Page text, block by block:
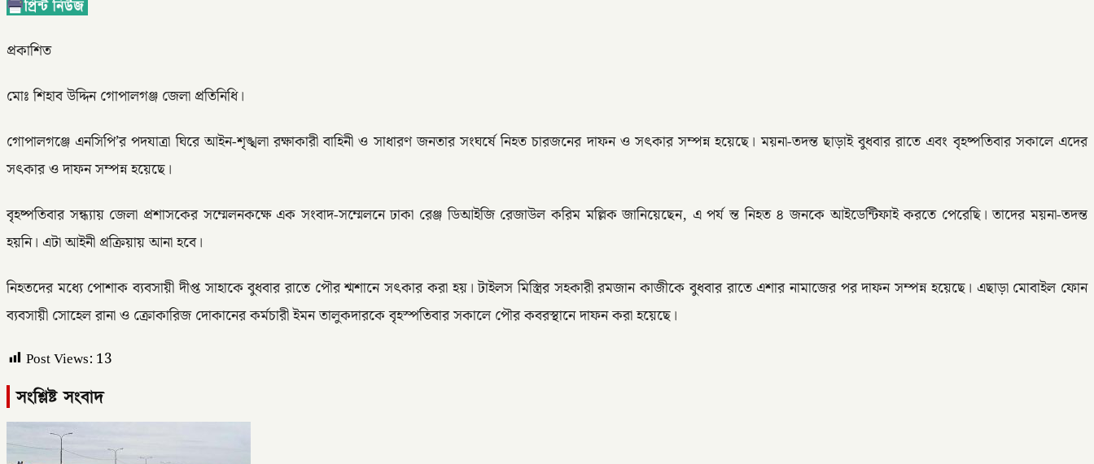
প্রকাশিত
মোঃ শিহাব উদ্দিন গোপালগঞ্জ জেলা প্রতিনিধি।
গোপালগঞ্জে এনসিপি’র পদযাত্রা ঘিরে আইন-শৃঙ্খলা রক্ষাকারী বাহিনী ও সাধারণ জনতার সংঘর্ষে নিহত চারজনের দাফন ও সৎকার সম্পন্ন হয়েছে। ময়না-তদন্ত ছাড়াই বুধবার রাতে এবং বৃহষ্পতিবার সকালে এদের
সৎকার ও দাফন সম্পন্ন হয়েছে।
বৃহষ্পতিবার সন্ধ্যায় জেলা প্রশাসকের সম্মেলনকক্ষে এক সংবাদ-সম্মেলনে ঢাকা রেঞ্জ ডিআইজি রেজাউল করিম মল্লিক জানিয়েছেন, এ পর্য ন্ত নিহত ৪ জনকে আইডেন্টিফাই করতে পেরেছি। তাদের ময়না-তদন্ত
হয়নি। এটা আইনী প্রক্রিয়ায় আনা হবে।
নিহতদের মধ্যে পোশাক ব্যবসায়ী দীপ্ত সাহাকে বুধবার রাতে পৌর শ্মশানে সৎকার করা হয়। টাইলস মিস্ত্রির সহকারী রমজান কাজীকে বুধবার রাতে এশার নামাজের পর দাফন সম্পন্ন হয়েছে। এছাড়া মোবাইল ফোন
ব্যবসায়ী সোহেল রানা ও ক্রোকারিজ দোকানের কর্মচারী ইমন তালুকদারকে বৃহস্পতিবার সকালে পৌর কবরস্থানে দাফন করা হয়েছে।
Post Views: 13
সংশ্লিষ্ট সংবাদ